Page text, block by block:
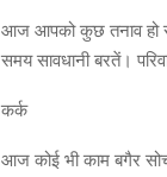
आज आपको कुछ तनाव हो
समय सावधानी बरतें।
कर्क
आज कोई भी काम बगैर